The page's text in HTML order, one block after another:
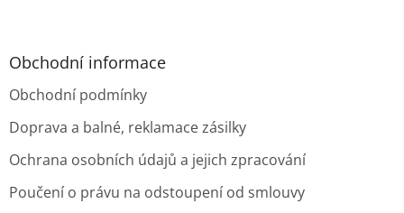
Obchodní informace
Obchodní podmínky
Doprava a balné, reklamace zásilky
Ochrana osobních údajů a jejich zpracování
Poučení o právu na odstoupení od smlouvy